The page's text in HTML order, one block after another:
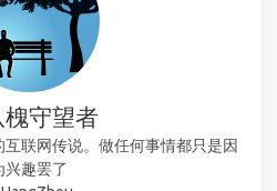
槐守望者
联网传说。做任何事情都只是因
兴趣罢了